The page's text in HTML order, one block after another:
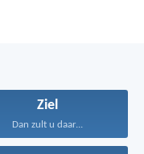
Ziel
Dan zult u daar...